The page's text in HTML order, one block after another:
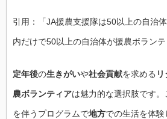
引用：「JA援農支援隊は50以上の自治
内だけで50以上の自治体が援農ボラン
定年後の生きがいや社会貢献を求める
農ボランティアは魅力的な選択肢です。
を伴うプログラムで地方での生活を体験